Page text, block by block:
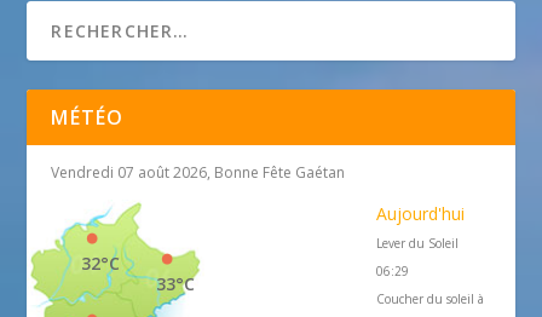
MÉTÉO
Vendredi 07 août 2026, Bonne Fête Gaétan
33°C
32°C
Aujourd'hui
Lever du Soleil
06:29
Coucher du soleil à